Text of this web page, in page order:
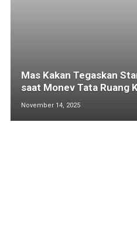
Mas Kakan Tegaskan
saat Monev Tata Ruang
November 14, 2025